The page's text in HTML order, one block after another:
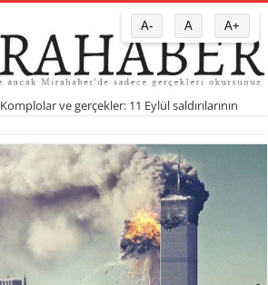
Komplolar ve gerçekler: 11 Eylül saldırılarının
A- A A+